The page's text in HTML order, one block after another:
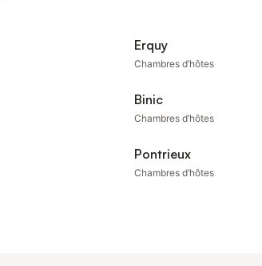
Erquy
Chambres d’hôtes
Binic
Chambres d’hôtes
Pontrieux
Chambres d’hôtes